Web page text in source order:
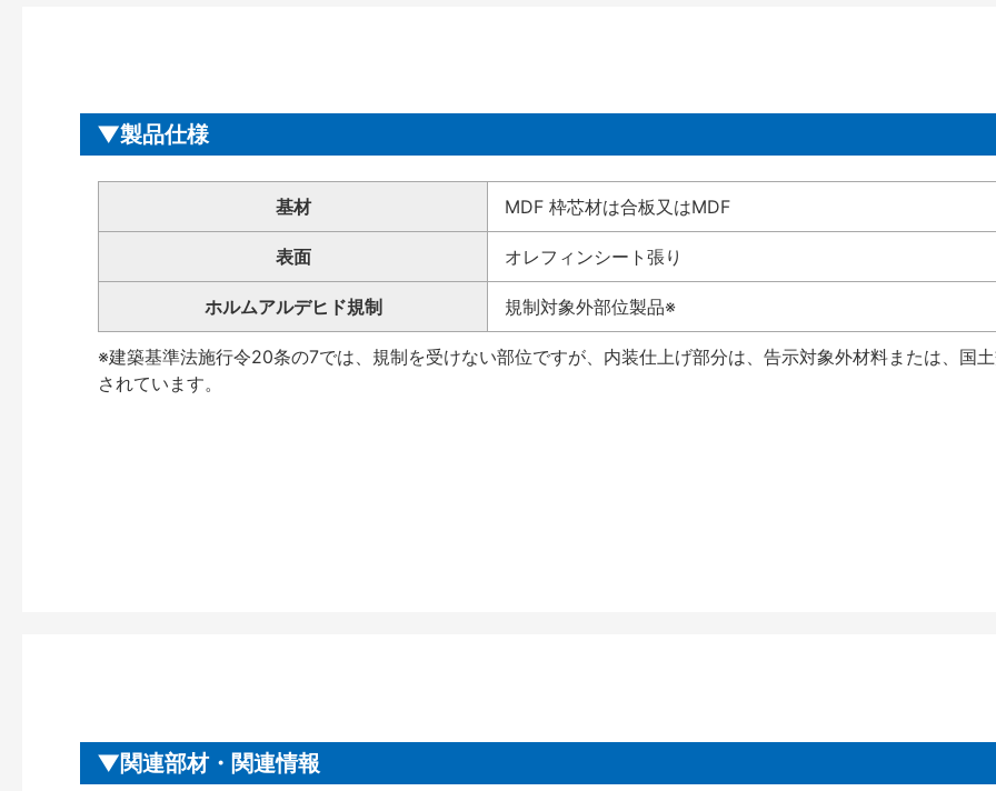
製品仕様
基材 MDF 枠芯材は合板又はMDF
表面 オレフィンシート張り
ホルムアルデヒド規制 規制対象外部位製品※
※建築基準法施行令20条の7では、規制を受けない部位ですが、内装仕上げ部分は、告示対象外材料または
されています。
関連部材・関連情報